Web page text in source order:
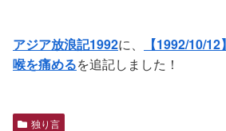
アジア放浪記1992に、
【1992/10/
喉を痛めるを追記しました！
独り言